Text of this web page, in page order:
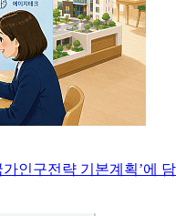
인구전략 기본계획’에 담